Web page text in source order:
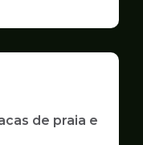
de praia e